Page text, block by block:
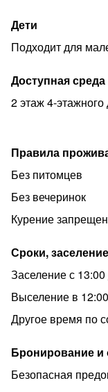
Дети
Подходит для
Доступная среда
2 этаж 4-
Правила
Без питомцев
Без вечеринок
Курение
Сроки,
Заселение с
Выселение в 12:00
Другое время по
Бронирование и
Безопасная